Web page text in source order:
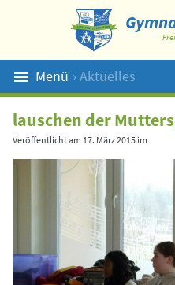
Menü › Aktuelles
Suche
lauschen der
Veröffentlicht am 17. März 2015 im